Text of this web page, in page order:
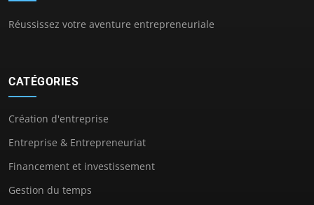
Réussissez votre aventure entrepreneuriale
CATÉGORIES
Création d'entreprise
Entreprise & Entrepreneuriat
Financement et investissement
Gestion du temps